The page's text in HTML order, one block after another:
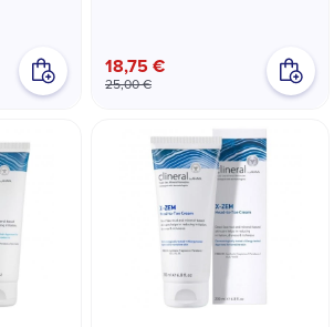
18,75 €
25,00 €